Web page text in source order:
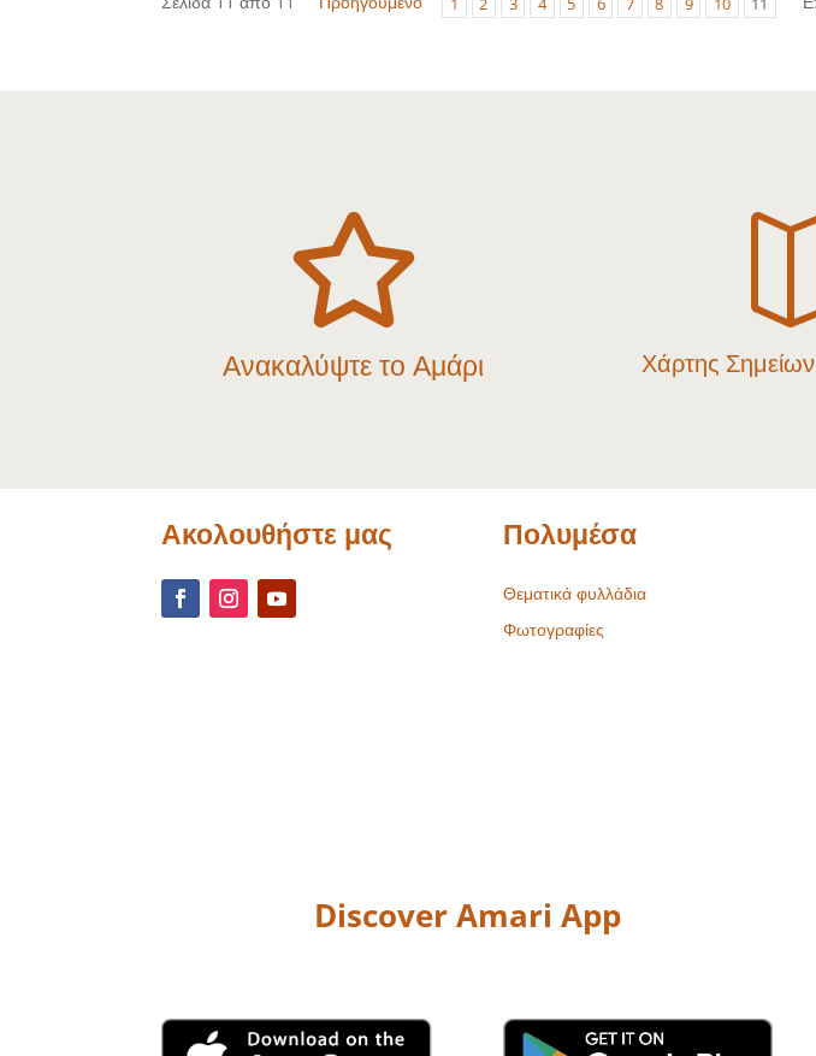
1 2 3 4 5 6 7 8 9 10 11

Ανακαλύψτε το Αμάρι Χάρτης
Ακολουθήστε μας Πολυμέσα
Θεματικά φυλλάδια
Φωτογραφίες
Discover Amari App